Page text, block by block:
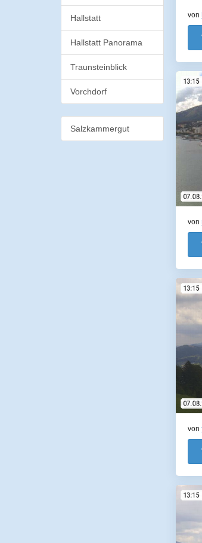
Hallstatt
Hallstatt Panorama
Traunsteinblick
Vorchdorf
Salzkammergut
von
von
von